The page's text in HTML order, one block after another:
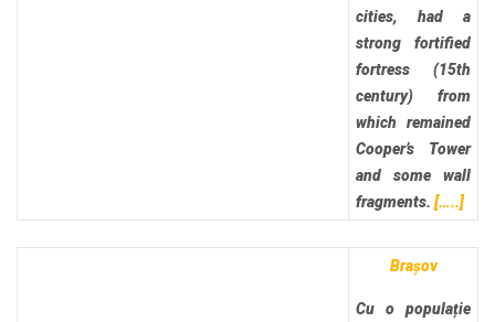
cities, had a
strong fortified
fortress (15th
century) from
which remained
Cooper’s Tower
and some wall
fragments. […..]
Brașov
Cu o populație